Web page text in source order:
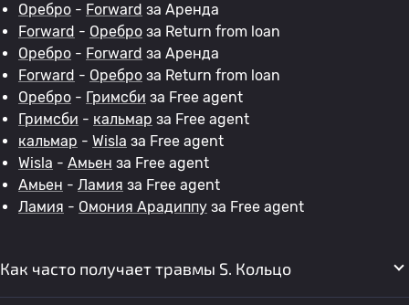
Оребро - Forward за Аренда
Forward - Оребро за Return from loan
Оребро - Forward за Аренда
Forward - Оребро за Return from loan
Оребро - Гримсби за Free agent
Гримсби - кальмар за Free agent
кальмар - Wisla за Free agent
Wisla - Амьен за Free agent
Амьен - Ламия за Free agent
Ламия - Омония Арадиппу за Free agent
Как часто получает травмы S. Кольцо